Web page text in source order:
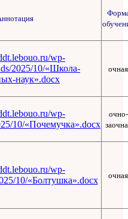
wp-
2025/10/«Школа-
наук».docx
очная
wp-
10/«Почемучка».docx
очно-
wp-
10/«Болтушка».docx
очная